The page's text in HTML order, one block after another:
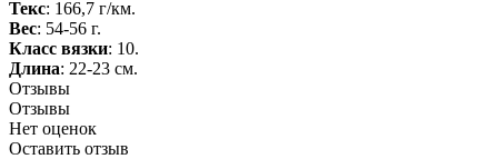
Текс: 166,7 г/км.
Вес: 54-56 г.
Класс вязки: 10.
Длина: 22-23 см.
Отзывы
Отзывы
Нет оценок
Оставить отзыв